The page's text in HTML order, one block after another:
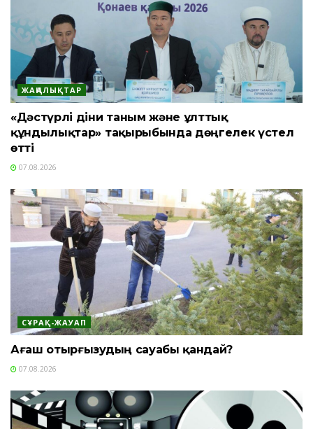
ЖАҢАЛЫҚТАР
«Дәстүрлі діни таным және ұлттық
құндылықтар» тақырыбында дөңгелек үстел
өтті
07.08.2026
СҰРАҚ-ЖАУАП
Ағаш отырғызудың сауабы қандай?
07.08.2026